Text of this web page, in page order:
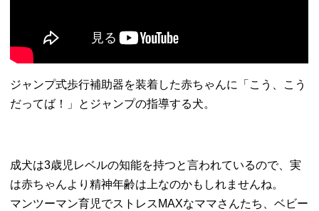
ジャンプ式歩行補助器を装着した赤ちゃんに「こう、
こう
だってば！」とジャンプの指導する犬。
成犬は3歳児レベルの知能を持つと言われているので、実
は赤ちゃんより精神年齢は上なのかもしれませんね。
マンツーマン育児でストレスMAXなママさんたち、ベビー